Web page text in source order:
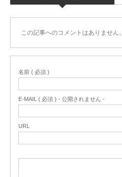
この記事へのコメントはありません。
名前 ( 必須 )
E-MAIL ( 必須 ) - 公開されません -
URL